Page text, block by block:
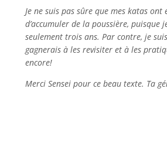
Je ne suis pas sûre que mes katas ont
d’accumuler de la poussière, puisque
seulement trois ans. Par contre, je
gagnerais à les revisiter et à les
encore!
Merci Sensei pour ce beau texte. Ta